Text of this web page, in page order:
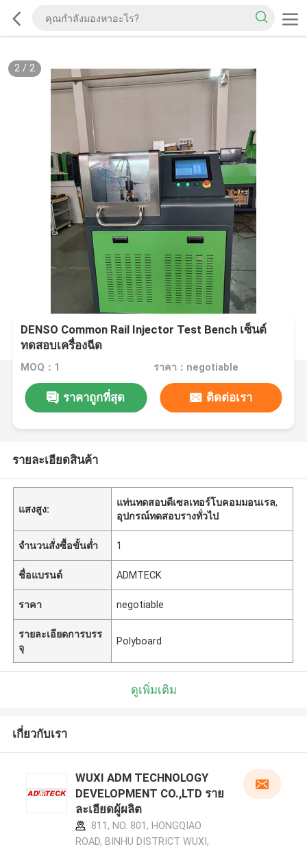
2/ 2
DENSO Common Rail Injector Test Bench เซ็นต์
ทดสอบเครื่องฉีด
MOQ：1 ราคา：negotiable
ราคาถูกที่สุด ติดต่อเรา
รายละเอียดสินค้า
แสงสูง:
แท่นทดสอบดีเซลเทอร์โบคอมมอนเรล,
อุปกรณ์ทดสอบรางทั่วไป
จำนวนสั่งซื้อขั้นต่ำ 1
ชื่อแบรนด์ ADMTECK
ราคา negotiable
รายละเอียดการบรร
จุ
Polyboard
ดูเพิ่มเติม
เกี่ยวกับเรา
WUXI ADM TECHNOLOGY
DEVELOPMENT CO.,LTD ราย
ละเอียดผู้ผลิต
811, NO. 801, HONGQIAO
ROAD, BINHU DISTRICT WUXI,